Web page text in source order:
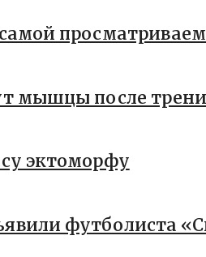
мышцы после
эктоморфу
футболиста